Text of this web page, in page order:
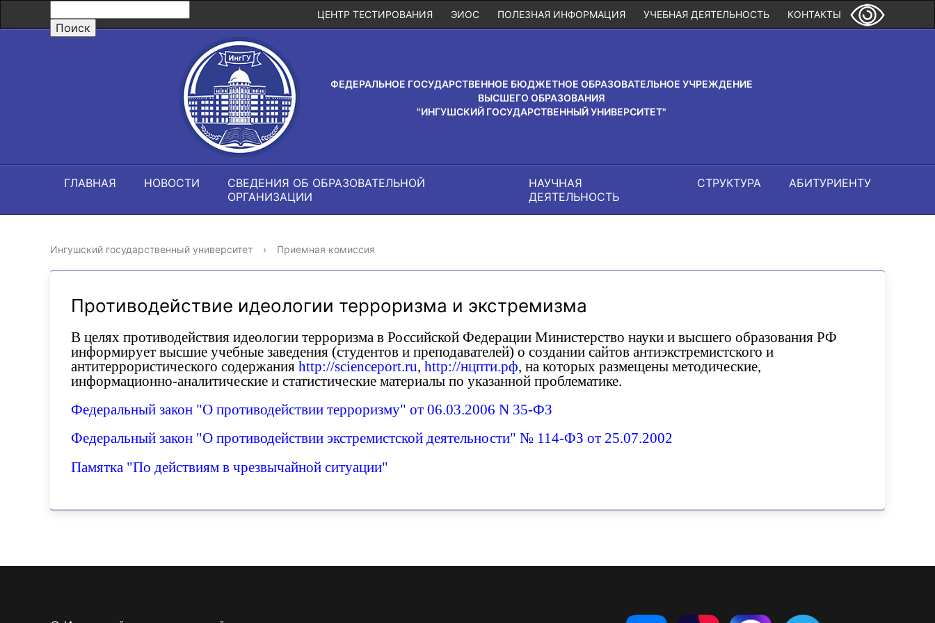
КОНТАКТЫ
УЧЕБНАЯ ДЕЯТЕЛЬНОСТЬ
ПОЛЕЗНАЯ ИНФОРМАЦИЯ
ЭИОС
ЦЕНТР ТЕСТИРОВАНИЯ
ФЕДЕРАЛЬНОЕ ГОСУДАРСТВЕННОЕ БЮДЖЕТНОЕ ОБРАЗОВАТЕЛЬНОЕ УЧРЕЖДЕНИЕ
ВЫСШЕГО ОБРАЗОВАНИЯ
"ИНГУШСКИЙ ГОСУДАРСТВЕННЫЙ УНИВЕРСИТЕТ"
ГЛАВНАЯ НОВОСТИ
СВЕДЕНИЯ ОБ ОБРАЗОВАТЕЛЬНОЙ
ОРГАНИЗАЦИИ
НАУЧНАЯ
ДЕЯТЕЛЬНОСТЬ
СТРУКТУРА АБИТУРИЕНТУ
Ингушский государственный университет › Приемная комиссия
Противодействие идеологии терроризма и экстремизма
В целях противодействия идеологии терроризма в Российской Федерации Министерство науки и высшего образования РФ
информирует высшие учебные заведения (студентов и преподавателей) о создании сайтов антиэкстремистского и
антитеррористического содержания http://scienceport.ru, http://нцпти.рф, на которых размещены методические,
информационно-аналитические и статистические материалы по указанной проблематике.
Федеральный закон "О противодействии терроризму" от 06.03.2006 N 35-ФЗ
Федеральный закон "О противодействии экстремистской деятельности" № 114-ФЗ от 25.07.2002
Памятка "По действиям в чрезвычайной ситуации"